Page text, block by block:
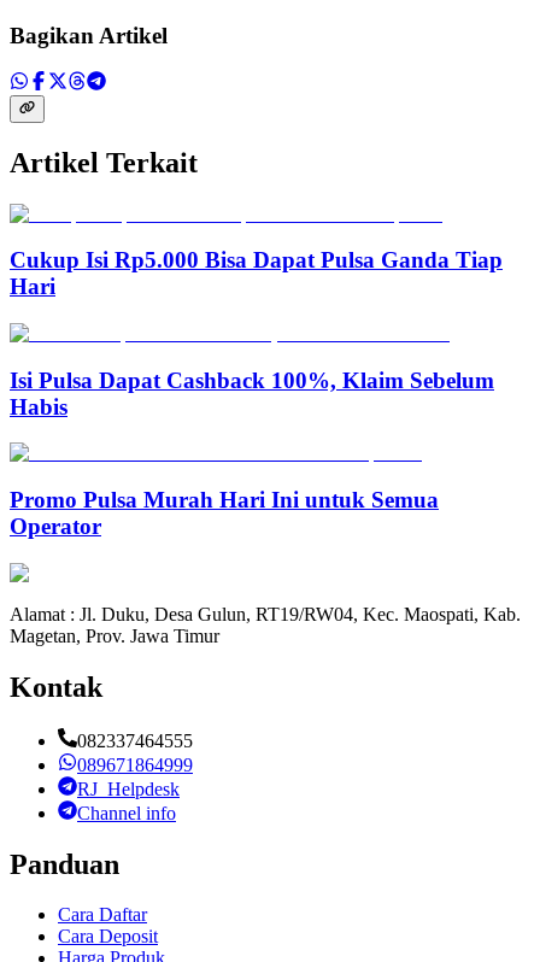
Bagikan Artikel
Artikel Terkait
Cukup Isi Rp5.000 Bisa Dapat Pulsa Ganda Tiap
Hari
Isi Pulsa Dapat Cashback 100%, Klaim Sebelum
Habis
Promo Pulsa Murah Hari Ini untuk Semua
Operator
Alamat : Jl. Duku, Desa Gulun, RT19/RW04, Kec. Maospati, Kab.
Magetan, Prov. Jawa Timur
Kontak
082337464555
089671864999
RJ_Helpdesk
Channel info
Panduan
Cara Daftar
Cara Deposit